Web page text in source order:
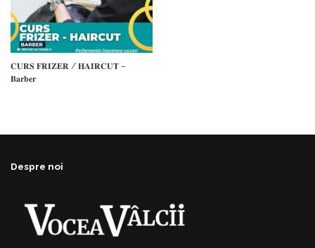
𝐂𝐔𝐑𝐒 𝐅𝐑𝐈𝐙𝐄𝐑 / 𝐇𝐀𝐈𝐑𝐂𝐔𝐓 –
𝐁𝐚𝐫𝐛𝐞𝐫
Despre noi